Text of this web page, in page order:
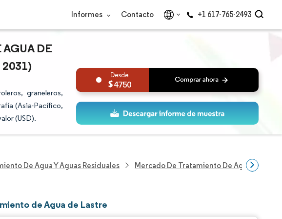
Informes Contacto +1 617-765-2493
DE
graneleros,
(Asia-Pacífico,
(USD).
4750
De Agua Y Aguas Residuales Mercado De Tratamiento De Agua De
de Agua de Lastre